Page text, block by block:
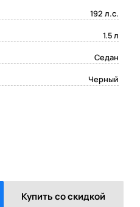
192 л.с.
1.5 л
Седан
Черный
Купить со скидкой